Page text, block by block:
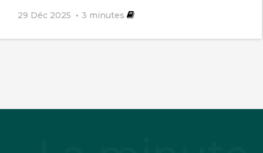
29 Déc 2025 3 minutes